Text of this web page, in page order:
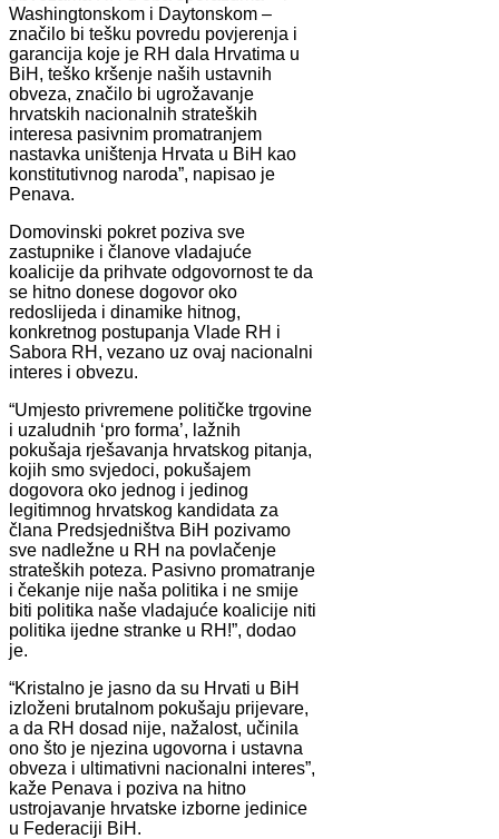
Washingtonskom i Daytonskom –
značilo bi tešku povredu povjerenja i
garancija koje je RH dala Hrvatima u
BiH, teško kršenje naših ustavnih
obveza, značilo bi ugrožavanje
hrvatskih nacionalnih strateških
interesa pasivnim promatranjem
nastavka uništenja Hrvata u BiH kao
konstitutivnog naroda”, napisao je
Penava.
Domovinski pokret poziva sve
zastupnike i članove vladajuće
koalicije da prihvate odgovornost te da
se hitno donese dogovor oko
redoslijeda i dinamike hitnog,
konkretnog postupanja Vlade RH i
Sabora RH, vezano uz ovaj nacionalni
interes i obvezu.
“Umjesto privremene političke trgovine
i uzaludnih ‘pro forma’, lažnih
pokušaja rješavanja hrvatskog pitanja,
kojih smo svjedoci, pokušajem
dogovora oko jednog i jedinog
legitimnog hrvatskog kandidata za
člana Predsjedništva BiH pozivamo
sve nadležne u RH na povlačenje
strateških poteza. Pasivno promatranje
i čekanje nije naša politika i ne smije
biti politika naše vladajuće koalicije niti
politika ijedne stranke u RH!”, dodao
je.
“Kristalno je jasno da su Hrvati u BiH
izloženi brutalnom pokušaju prijevare,
a da RH dosad nije, nažalost, učinila
ono što je njezina ugovorna i ustavna
obveza i ultimativni nacionalni interes”,
kaže Penava i poziva na hitno
ustrojavanje hrvatske izborne jedinice
u Federaciji BiH.